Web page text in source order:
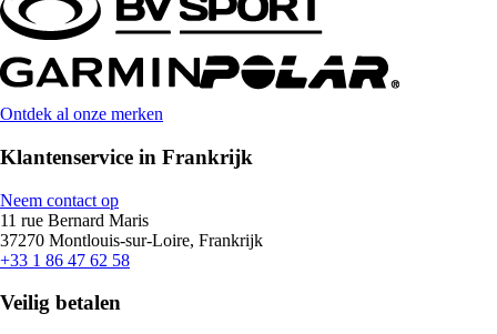
Ontdek al onze merken
Klantenservice in Frankrijk
Neem contact op
11 rue Bernard Maris
37270 Montlouis-sur-Loire, Frankrijk
+33 1 86 47 62 58
Veilig betalen